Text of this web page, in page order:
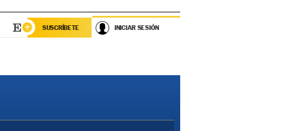
SUSCRÍBETE INICIAR SESIÓN